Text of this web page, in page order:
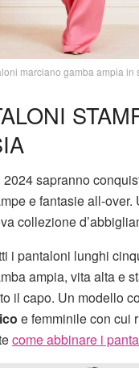
marciano gamba ampia in
sapranno
e fantasie all-over.
collezione
i pantaloni lunghi
ampia, vita alta e
il capo. Un modello
e femminile con cui
come abbinare i